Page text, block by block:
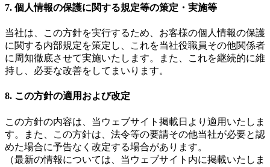
7. 個人情報の保護に関する規定等の策定・実施等
当社は、この方針を実行するため、お客様の個人情報の保護
に関する内部規定を策定し、これを当社役職員その他関係者
に周知徹底させて実施いたします。また、これを継続的に維
持し、必要な改善をしてまいります。
8. この方針の適用および改定
この方針の内容は、当ウェブサイト掲載日より適用いたしま
す。また、この方針は、法令等の要請その他当社が必要と認
めた場合に予告なく改定する場合があります。
（最新の情報については、当ウェブサイト内に掲載いたしま